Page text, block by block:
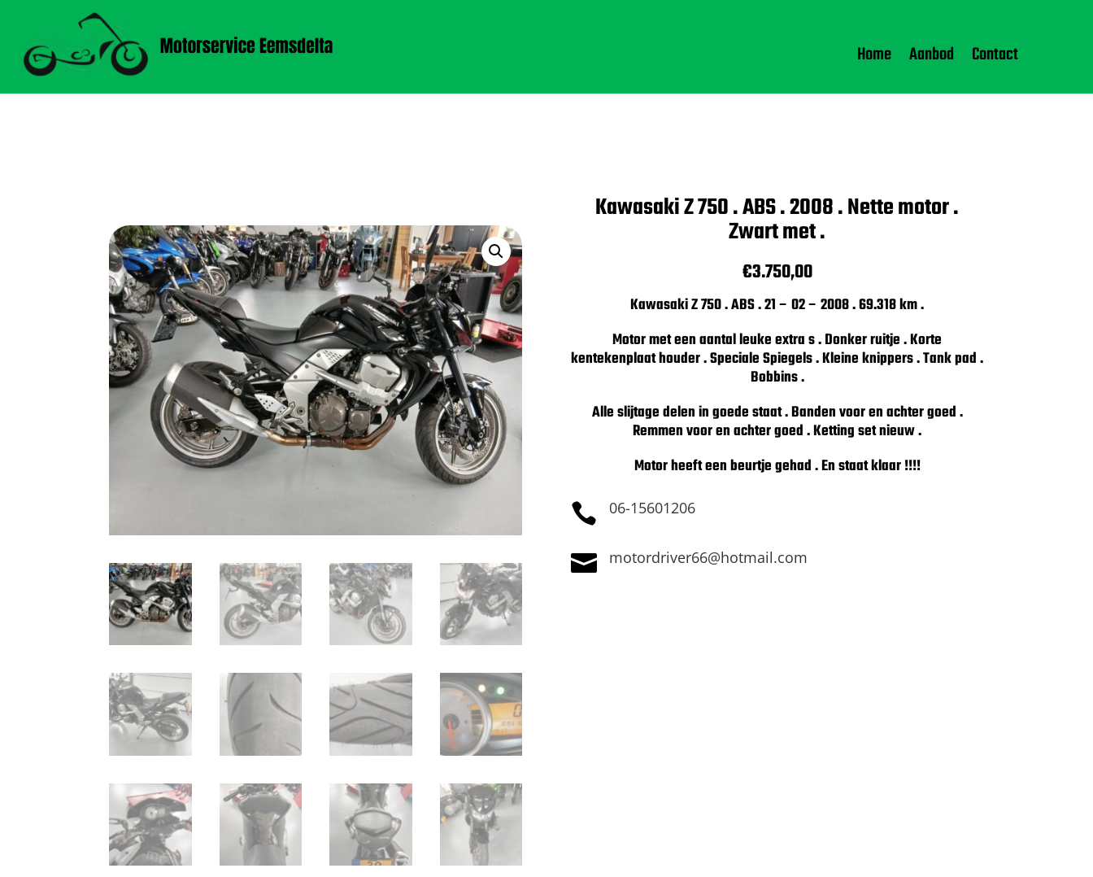
Home Aanbod Contact
Kawasaki Z 750 . ABS . 2008 . Nette motor .
Zwart met .
€3.750,00
Kawasaki Z 750 . ABS . 21 – 02 – 2008 . 69.318 km .
Motor met een aantal leuke extra s . Donker ruitje . Korte
kentekenplaat houder . Speciale Spiegels . Kleine knippers . Tank pad .
Bobbins .
Alle slijtage delen in goede staat . Banden voor en achter goed .
Remmen voor en achter goed . Ketting set nieuw .
Motor heeft een beurtje gehad . En staat klaar !!!!
 06-15601206
 motordriver66@hotmail.com